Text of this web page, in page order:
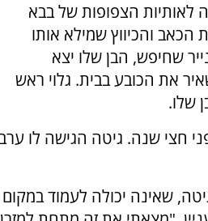
לאותיות הצפופות של בבא
והכיווץ שמילא אותו
שחיפש, הבן שלו יצא
את הכובע בבית. גלוי ראש
שלו.
חצי שנה. גיטה הגישה לו
שאינה יכולה לעמוד